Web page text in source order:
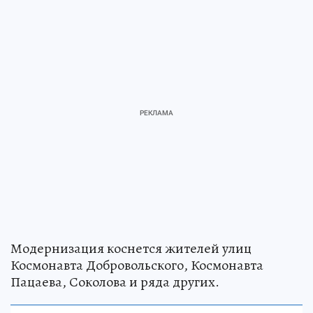
Модернизация коснется жителей улиц
Космонавта Добровольского, Космонавта
Пацаева, Соколова и ряда других.